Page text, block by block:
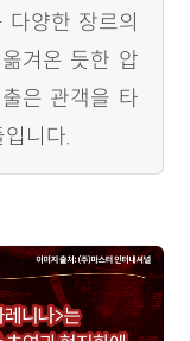
다양한 장르의
겨온 듯한 압
은 관객을 타
니다.